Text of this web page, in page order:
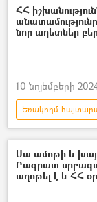
Թորգոմ
ՀՀ
նոր աղետներ
10 նոյեմբերի
Եռակողմ
Ռուսաստանի
Արցախյան
Սա ամոթի և
Բագրատ
աղոթել է և ՀՀ